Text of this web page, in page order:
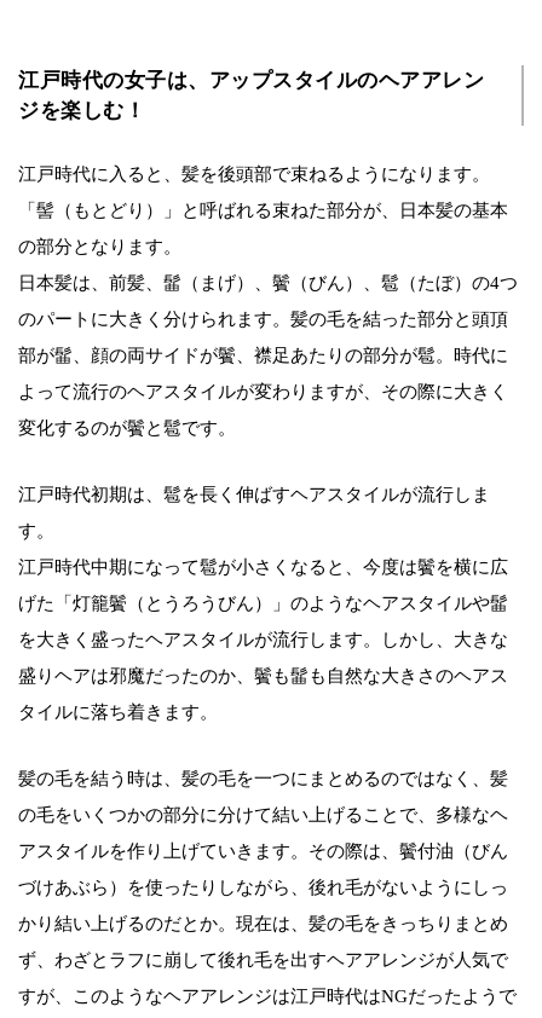
江戸時代の女子は、アップスタイルのヘアアレン
ジを楽しむ！
江戸時代に入ると、髪を後頭部で束ねるようになります。
「髻（もとどり）」と呼ばれる束ねた部分が、日本髪の基本
の部分となります。
日本髪は、前髪、髷（まげ）、鬢（びん）、髱（たぼ）の4つ
のパートに大きく分けられます。髪の毛を結った部分と頭頂
部が髷、顔の両サイドが鬢、襟足あたりの部分が髱。時代に
よって流行のヘアスタイルが変わりますが、その際に大きく
変化するのが鬢と髱です。
江戸時代初期は、髱を長く伸ばすヘアスタイルが流行しま
す。
江戸時代中期になって髱が小さくなると、今度は鬢を横に広
げた「灯籠鬢（とうろうびん）」のようなヘアスタイルや髷
を大きく盛ったヘアスタイルが流行します。しかし、大きな
盛りヘアは邪魔だったのか、鬢も髷も自然な大きさのヘアス
タイルに落ち着きます。
髪の毛を結う時は、髪の毛を一つにまとめるのではなく、髪
の毛をいくつかの部分に分けて結い上げることで、多様なヘ
アスタイルを作り上げていきます。その際は、鬢付油（びん
づけあぶら）を使ったりしながら、後れ毛がないようにしっ
かり結い上げるのだとか。現在は、髪の毛をきっちりまとめ
ず、わざとラフに崩して後れ毛を出すヘアアレンジが人気で
すが、このようなヘアアレンジは江戸時代はNGだったようで